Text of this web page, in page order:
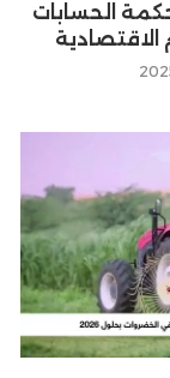
الحسابات
الاقتصادية